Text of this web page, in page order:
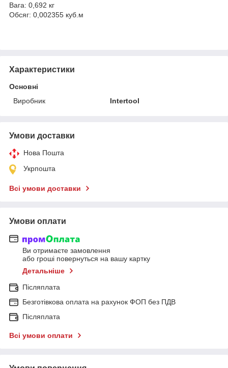
Вага: 0,692 кг
Обсяг: 0,002355 куб.м
Характеристики
Основні
Виробник
Intertool
Умови доставки
Нова Пошта
Укрпошта
Всі умови доставки
Умови оплати
Ви отримаєте замовлення
або гроші повернуться на вашу картку
Детальніше
Післяплата
Безготівкова оплата на рахунок ФОП без ПДВ
Післяплата
Всі умови оплати